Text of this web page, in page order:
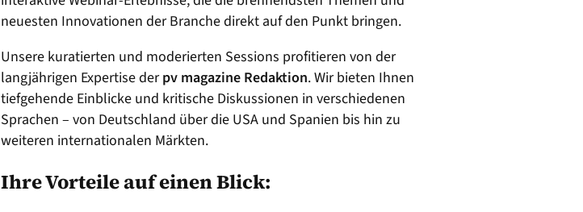
neuesten Innovationen der Branche direkt auf den Punkt bringen.
Unsere kuratierten und moderierten Sessions profitieren von der
langjährigen Expertise derpv magazine Redaktion. Wir bieten Ihnen
tiefgehende Einblicke und kritische Diskussionen in verschiedenen
Sprachen – von Deutschland über die USA und Spanien bis hin zu
weiteren internationalen Märkten.
Ihre Vorteile auf einen Blick: